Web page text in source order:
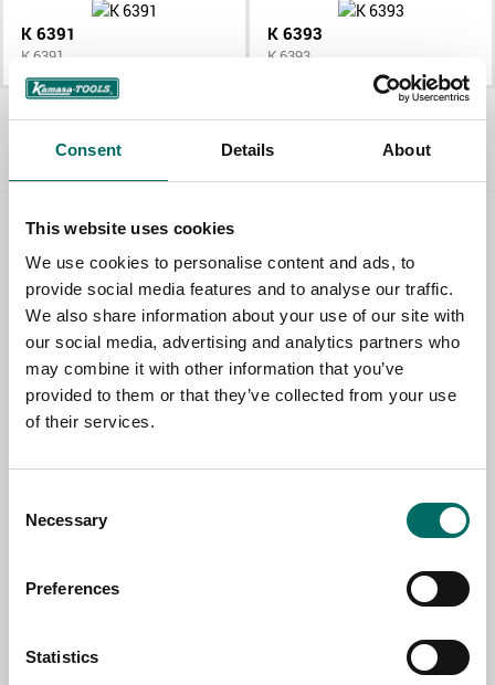
Consent Details About
This website uses cookies
We use cookies to personalise content and ads, to
provide social media features and to analyse our traffic.
We also share information about your use of our site with
our social media, advertising and analytics partners who
may combine it with other information that you’ve
provided to them or that they’ve collected from your use
of their services.
Selection
Necessary
Preferences
Statistics
K 6391
K 6391
K 6393
K 6393
TOPIC
EMAIL
MESSAGE (written in english)